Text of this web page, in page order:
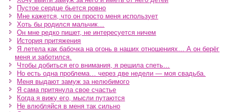
Пустое сердце бьется ровно
Мне кажется, что он просто меня использует
Хоть бы родился мальчик…
Он мне редко пишет, не интересуется ничем
История притяжения
Я летела как бабочка на огонь в наших отношениях… А он берёг
меня и заботился.
Чтобы добиться его внимания, я решила спеть…
Но есть одна проблема… через две недели — моя свадьба.
Меня выдают замуж за нелюбимого
Я сама притянула свое счастье
Когда я вижу его, мысли путаются
Не влюбляйся в меня так сильно